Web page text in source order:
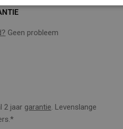
Geen probleem
2 jaar garantie. Levenslange